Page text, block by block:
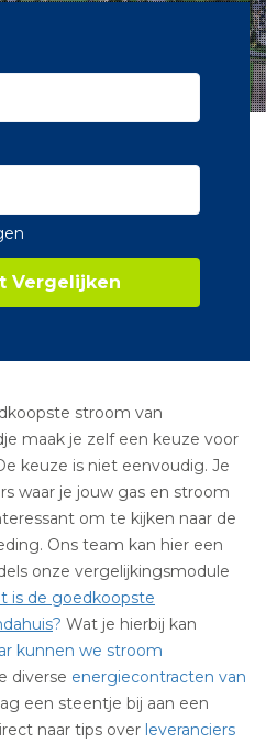
Vergelijken
stroom van
maak je zelf een keuze voor
keuze is niet eenvoudig. Je
waar je jouw gas en stroom
om te kijken naar de
Ons team kan hier een
onze vergelijkingsmodule
is de goedkoopste
? Wat je hierbij kan
kunnen we stroom
diverse energiecontracten van
een steentje bij aan een
naar tips over leveranciers